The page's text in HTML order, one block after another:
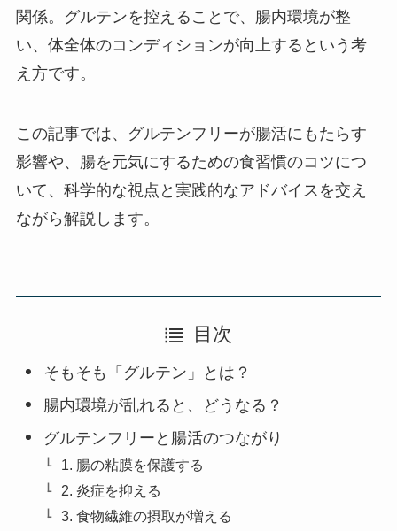
関係。グルテンを控えることで、腸内環境が整
い、体全体のコンディションが向上するという考
え方です。
この記事では、グルテンフリーが腸活にもたらす
影響や、腸を元気にするための食習慣のコツにつ
いて、科学的な視点と実践的なアドバイスを交え
ながら解説します。
目次
そもそも「グルテン」とは？
腸内環境が乱れると、どうなる？
グルテンフリーと腸活のつながり
1. 腸の粘膜を保護する
2. 炎症を抑える
3. 食物繊維の摂取が増える